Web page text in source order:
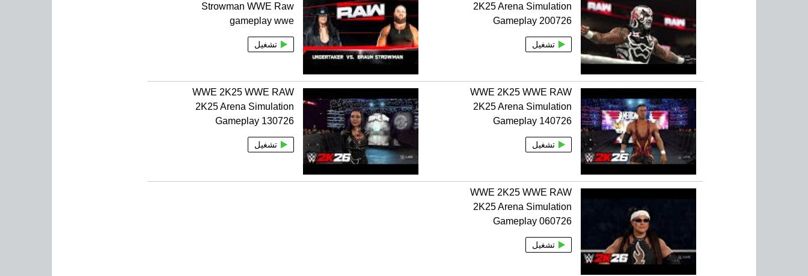
2K25 Arena Simulation
Gameplay 200726
تشغيل
Strowman WWE Raw
gameplay wwe
تشغيل
WWE 2K25 WWE RAW
2K25 Arena Simulation
Gameplay 140726
تشغيل
WWE 2K25 WWE RAW
2K25 Arena Simulation
Gameplay 130726
تشغيل
WWE 2K25 WWE RAW
2K25 Arena Simulation
Gameplay 060726
تشغيل